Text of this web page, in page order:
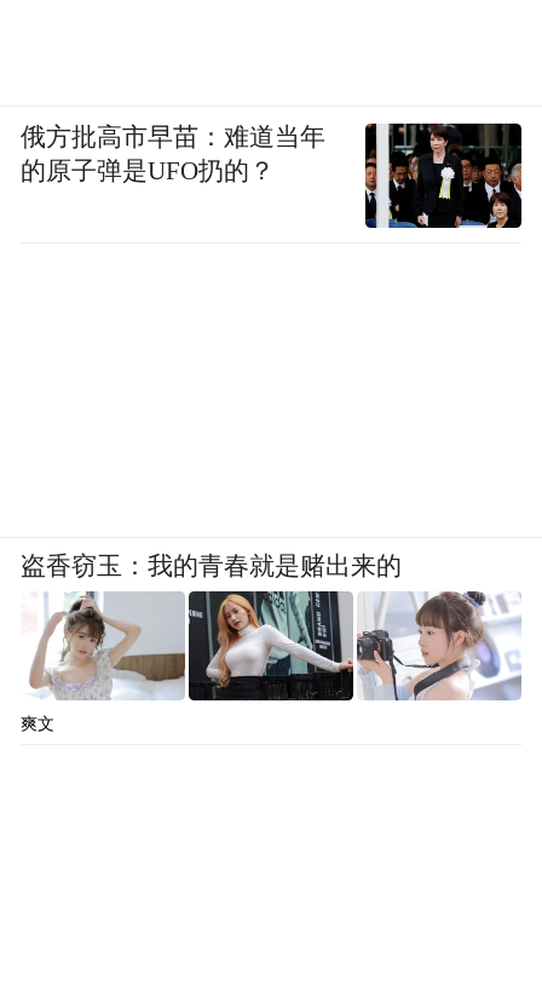
俄方批高市早苗：难道当年
的原子弹是UFO扔的？
盗香窃玉：我的青春就是赌出来的
爽文